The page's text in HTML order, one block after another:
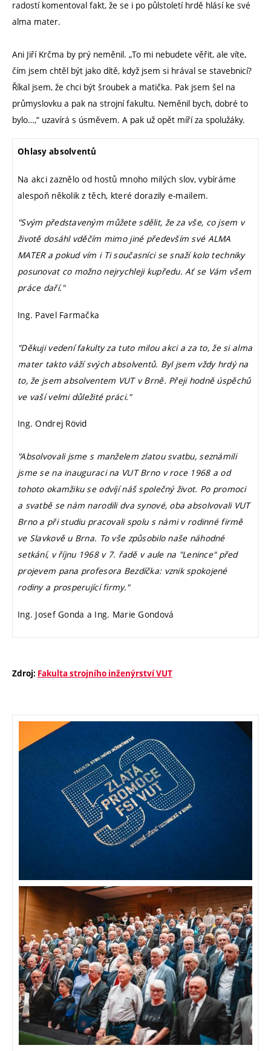
radostí komentoval fakt, že se i po půlstoletí hrdě hlásí ke své
alma mater.
Ani Jiří Krčma by prý neměnil. „To mi nebudete věřit, ale víte,
čím jsem chtěl být jako dítě, když jsem si hrával se stavebnicí?
Říkal jsem, že chci být šroubek a matička. Pak jsem šel na
průmyslovku a pak na strojní fakultu. Neměnil bych, dobré to
bylo…,“ uzavírá s úsměvem. A pak už opět míří za spolužáky.
Ohlasy absolventů
Na akci zaznělo od hostů mnoho milých slov, vybíráme
alespoň několik z těch, které dorazily e-mailem.
"Svým představeným můžete sdělit, že za vše, co jsem v
životě dosáhl vděčím mimo jiné především své ALMA
MATER a pokud vím i Ti současníci se snaží kolo techniky
posunovat co možno nejrychleji kupředu. Ať se Vám všem
práce daří."
Ing. Pavel Farmačka
"Děkuji vedení fakulty za tuto milou akci a za to, že si alma
mater takto váží svých absolventů. Byl jsem vždy hrdý na
to, že jsem absolventem VUT v Brně. Přeji hodně úspěchů
ve vaší velmi důležité práci."
Ing. Ondrej Rövid
"Absolvovali jsme s manželem zlatou svatbu, seznámili
jsme se na inauguraci na VUT Brno v roce 1968 a od
tohoto okamžiku se odvíjí náš společný život. Po promoci
a svatbě se nám narodili dva synové, oba absolvovali VUT
Brno a při studiu pracovali spolu s námi v rodinné firmě
ve Slavkově u Brna. To vše způsobilo naše náhodné
setkání, v říjnu 1968 v 7. řadě v aule na "Lenince" před
projevem pana profesora Bezdíčka: vznik spokojené
rodiny a prosperující firmy."
Ing. Josef Gonda a Ing. Marie Gondová
Zdroj: Fakulta strojního inženýrství VUT